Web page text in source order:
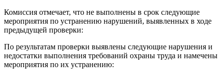
Комиссия отмечает, что не выполнены в срок следующие
мероприятия по устранению нарушений, выявленных в ходе
предыдущей проверки:
По результатам проверки выявлены следующие нарушения и
недостатки выполнения требований охраны труда и намечены
мероприятия по их устранению: